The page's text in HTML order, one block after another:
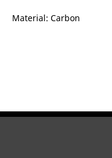
Material: Carbon